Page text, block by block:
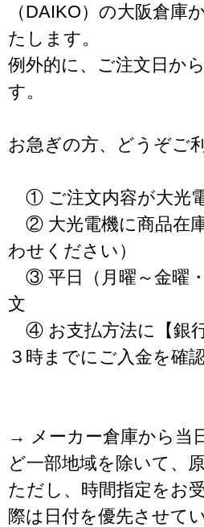
（DAIKO）の大阪倉庫
たします。
例外的に、ご注文日か
す。
お急ぎの方、どうぞご
① ご注文内容が大光
② 大光電機に商品在
わせください）
③ 平日（月曜～金曜
文
④ お支払方法に【銀
３時までにご入金を確
→ メーカー倉庫から当
ど一部地域を除いて、
ただし、時間指定をお
際は日付を優先させて